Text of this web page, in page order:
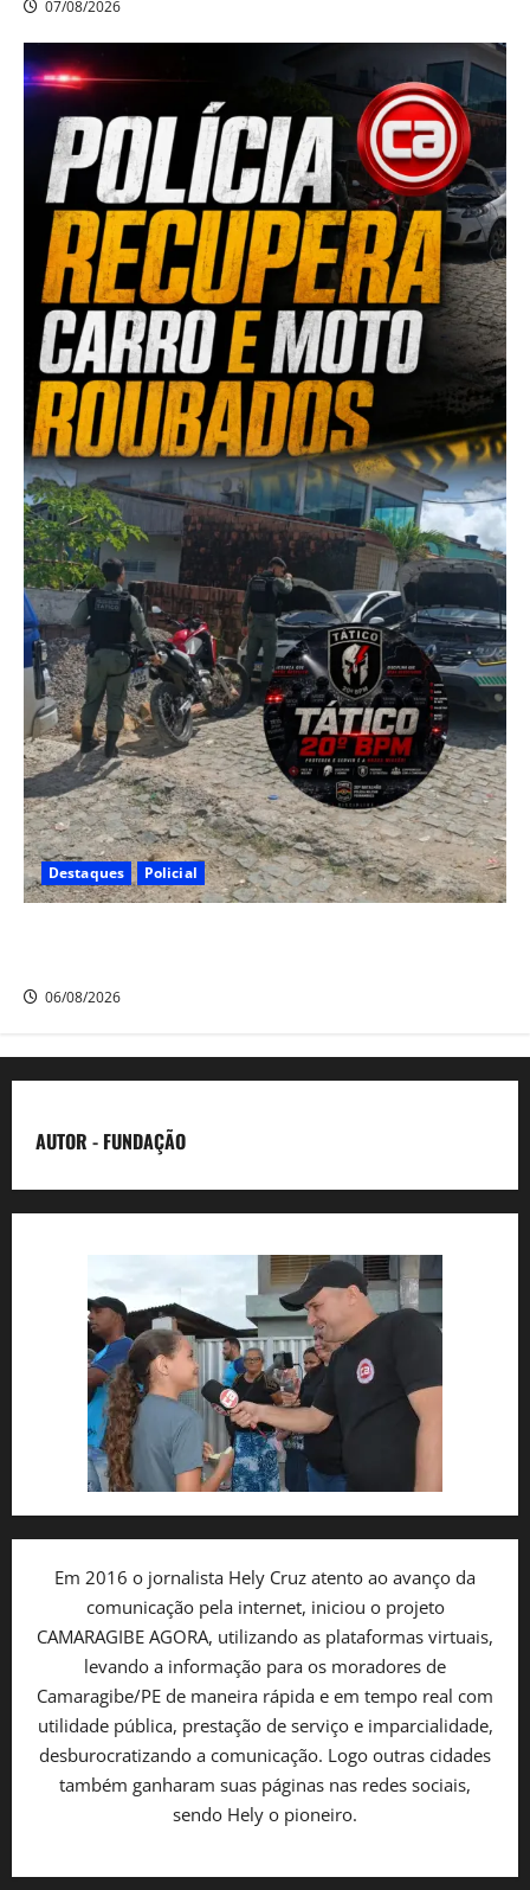
07/08/2026
Destaques Policial
06/08/2026
AUTOR - FUNDAÇÃO
Em 2016 o jornalista Hely Cruz atento ao avanço da
comunicação pela internet, iniciou o projeto
CAMARAGIBE AGORA, utilizando as plataformas virtuais,
levando a informação para os moradores de
Camaragibe/PE de maneira rápida e em tempo real com
utilidade pública, prestação de serviço e imparcialidade,
desburocratizando a comunicação. Logo outras cidades
também ganharam suas páginas nas redes sociais,
sendo Hely o pioneiro.